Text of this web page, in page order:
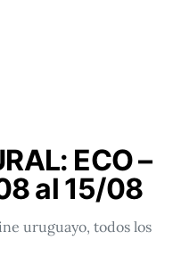
ECO –
al 15/08
uruguayo, todos los